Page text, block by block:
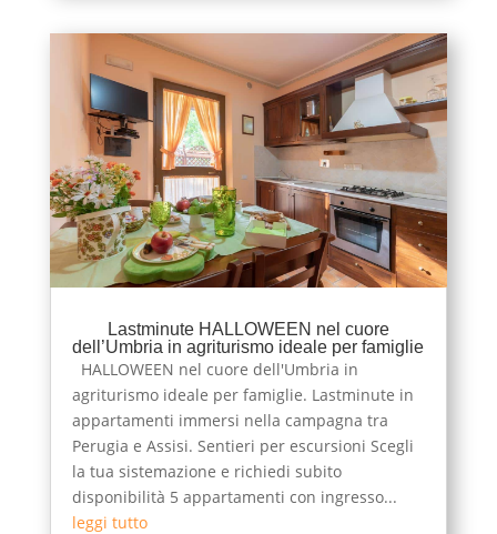
Lastminute HALLOWEEN nel cuore
dell’Umbria in agriturismo ideale per famiglie
HALLOWEEN nel cuore dell'Umbria in
agriturismo ideale per famiglie. Lastminute in
appartamenti immersi nella campagna tra
Perugia e Assisi. Sentieri per escursioni Scegli
la tua sistemazione e richiedi subito
disponibilità 5 appartamenti con ingresso...
leggi tutto